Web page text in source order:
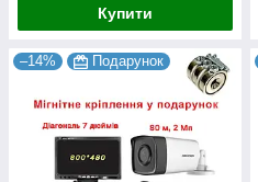
Купити
–14% Подарунок